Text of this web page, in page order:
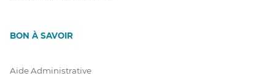
BON À SAVOIR
Aide Administrative